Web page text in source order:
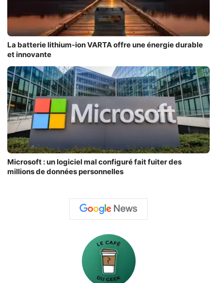
La batterie lithium-ion VARTA offre une énergie durable
et innovante
Microsoft : un logiciel mal configuré fait fuiter des
millions de données personnelles